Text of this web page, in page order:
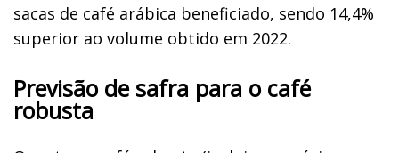
sacas de café arábica beneficiado, sendo 14,4%
superior ao volume obtido em 2022.
Previsão de safra para o café
robusta